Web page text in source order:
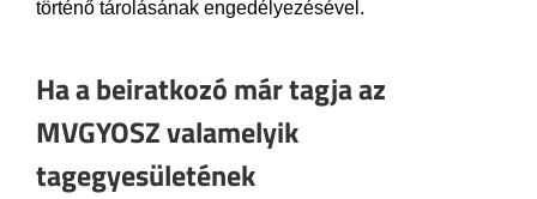
történő tárolásának engedélyezésével.
Ha a beiratkozó már tagja az
MVGYOSZ valamelyik
tagegyesületének